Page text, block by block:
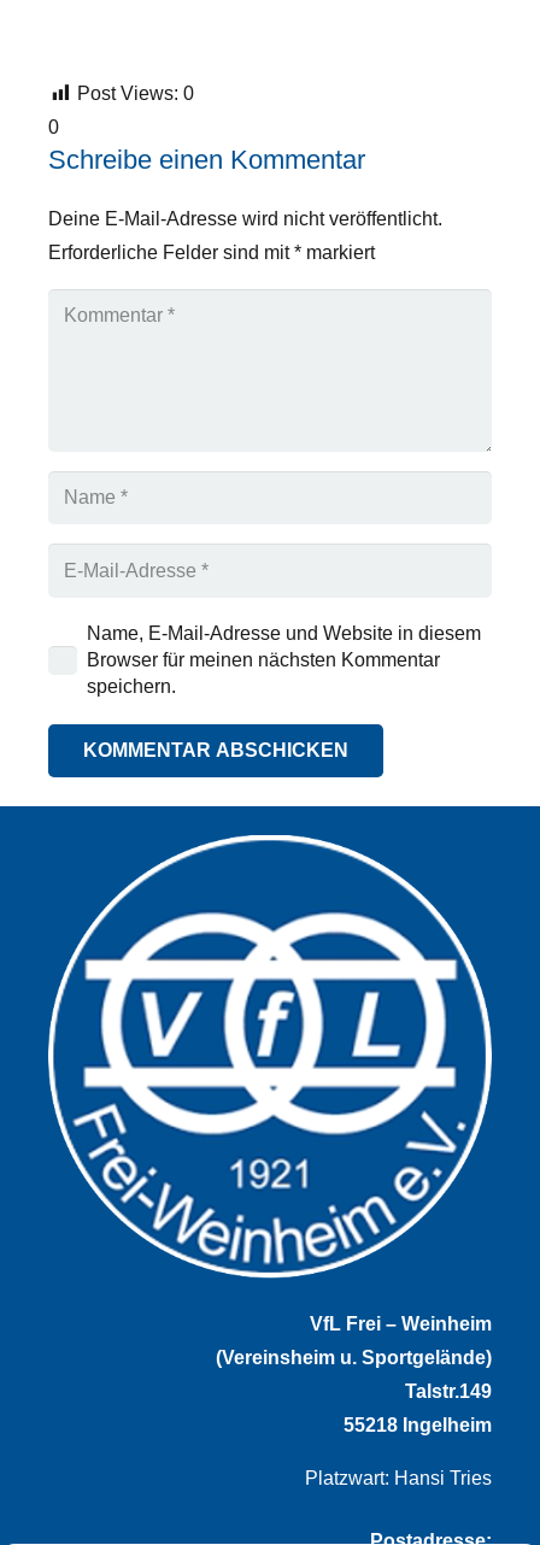
Post Views: 0
0
Schreibe einen Kommentar
Deine E-Mail-Adresse wird nicht veröffentlicht.
Erforderliche Felder sind mit* markiert
Name, E-Mail-Adresse und Website in diesem
Browser für meinen nächsten Kommentar
speichern.
KOMMENTAR ABSCHICKEN
VfL Frei – Weinheim
(Vereinsheim u. Sportgelände)
Talstr.149
55218 Ingelheim
Platzwart: Hansi Tries